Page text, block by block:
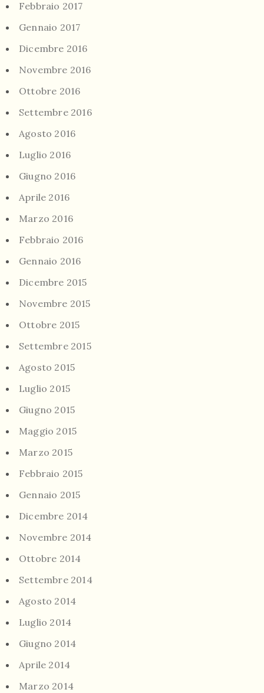
Febbraio 2017
Gennaio 2017
Dicembre 2016
Novembre 2016
Ottobre 2016
Settembre 2016
Agosto 2016
Luglio 2016
Giugno 2016
Aprile 2016
Marzo 2016
Febbraio 2016
Gennaio 2016
Dicembre 2015
Novembre 2015
Ottobre 2015
Settembre 2015
Agosto 2015
Luglio 2015
Giugno 2015
Maggio 2015
Marzo 2015
Febbraio 2015
Gennaio 2015
Dicembre 2014
Novembre 2014
Ottobre 2014
Settembre 2014
Agosto 2014
Luglio 2014
Giugno 2014
Aprile 2014
Marzo 2014